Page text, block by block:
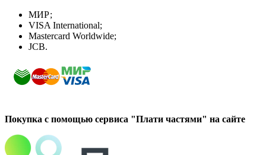
МИР;
VISA International;
Mastercard Worldwide;
JCB.
Покупка с помощью сервиса "Плати частями" на сайте